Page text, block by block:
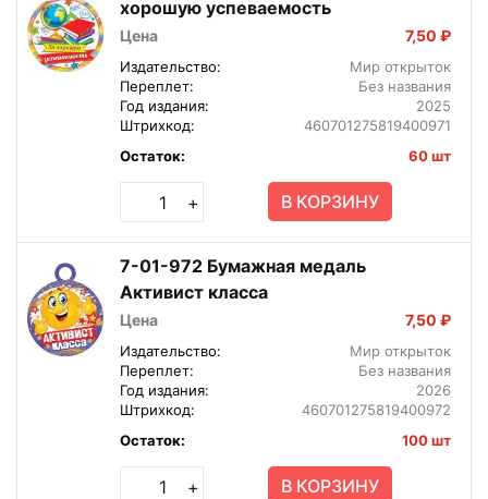
хорошую успеваемость
Цена 7,50 ₽
Издательство:
Мир открыток
Переплет:
Без названия
Год издания:
2025
Штрихкод:
460701275819400971
Остаток:
60 шт
+ В КОРЗИНУ
7-01-972 Бумажная медаль
Активист класса
Цена 7,50 ₽
Издательство:
Мир открыток
Переплет:
Без названия
Год издания:
2026
Штрихкод:
460701275819400972
Остаток:
100 шт
+ В КОРЗИНУ